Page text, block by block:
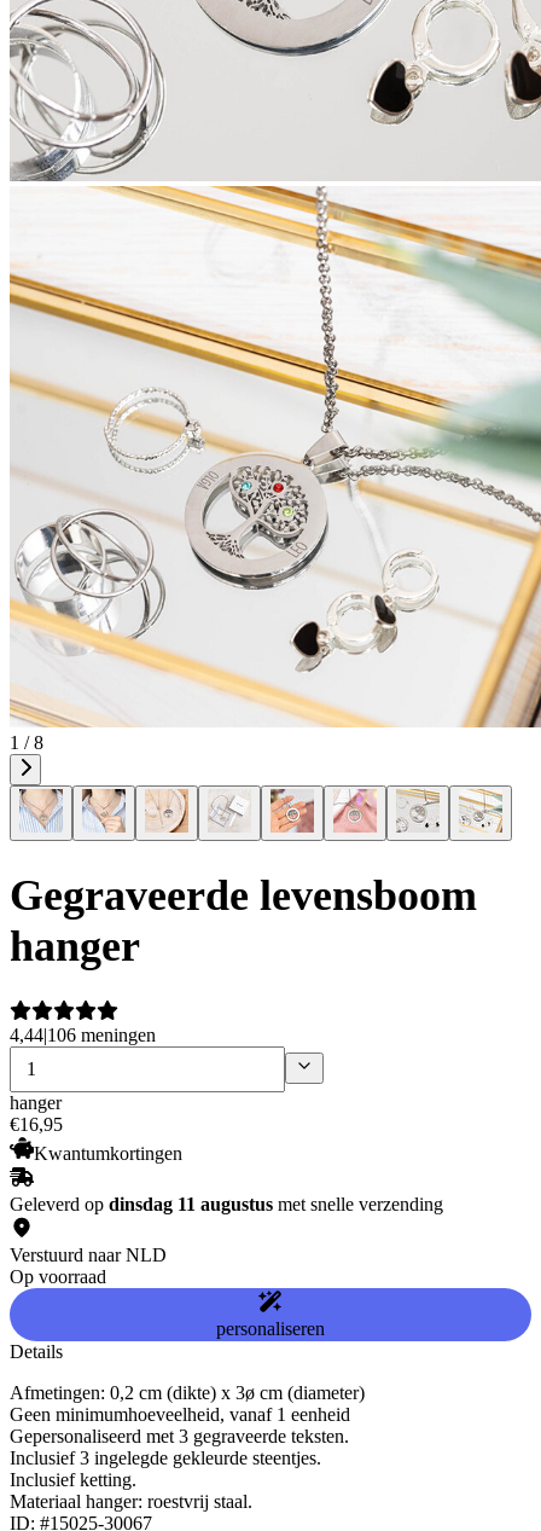
1 / 8
Gegraveerde levensboom
hanger
4,44|106 meningen
hanger
€16,95
Kwantumkortingen
Geleverd op dinsdag 11 augustus met snelle verzending
Verstuurd naar NLD
Op voorraad
personaliseren
Details
Afmetingen: 0,2 cm (dikte) x 3ø cm (diameter)
Geen minimumhoeveelheid, vanaf 1 eenheid
Gepersonaliseerd met 3 gegraveerde teksten.
Inclusief 3 ingelegde gekleurde steentjes.
Inclusief ketting.
Materiaal hanger: roestvrij staal.
ID: #15025-30067